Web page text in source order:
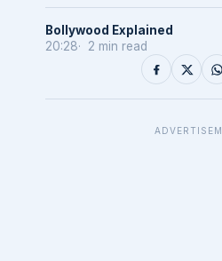
Bollywood Explained
20:28
2 min read